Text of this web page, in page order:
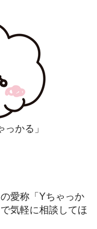
かる」
愛称「Yちゃっか
気軽に相談してほ